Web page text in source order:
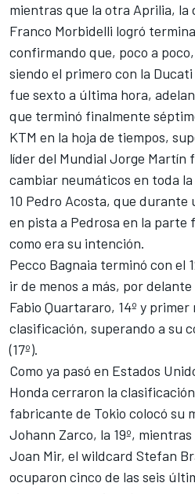
mientras que la otra Aprilia, la
Franco Morbidelli logró
confirmando que, poco a
siendo el primero con la Ducati
fue sexto a última hora,
que terminó finalmente
KTM en la hoja de tiempos,
líder del Mundial Jorge Martín
cambiar neumáticos en toda
10 Pedro Acosta, que durante
en pista a Pedrosa en la
como era su intención.
Pecco Bagnaia terminó con el
ir de menos a más, por delante
Fabio Quartararo, 14º y
clasificación, superando a su
(17º).
Como ya pasó en Estados
Honda cerraron la
fabricante de Tokio colocó su
Johann Zarco, la 19º,
Joan Mir, el wildcard Stefan
ocuparon cinco de las seis